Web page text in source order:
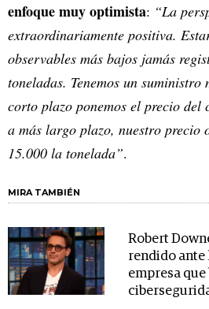
enfoque muy optimista: “La
extraordinariamente positiva.
observables más bajos jamás
toneladas. Tenemos un suministro
corto plazo ponemos el precio del
a más largo plazo, nuestro precio
15.000 la tonelada”.
MIRA TAMBIÉN
Robert
rendido ante
empresa